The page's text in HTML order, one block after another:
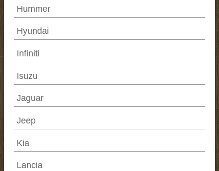
Hummer
Hyundai
Infiniti
Isuzu
Jaguar
Jeep
Kia
Lancia